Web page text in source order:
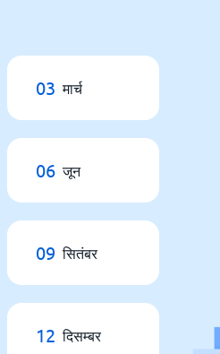
03 मार्च
06 जून
09 सितंबर
12 दिसम्बर